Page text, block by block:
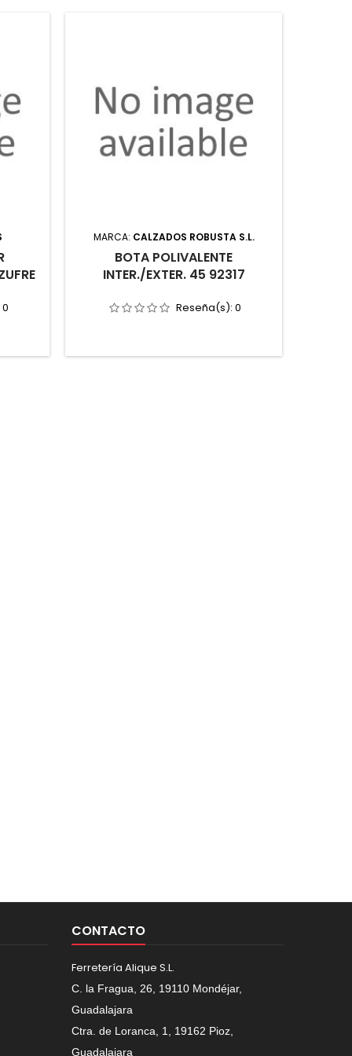
0
MARCA: CALZADOS ROBUSTA S.L.
BOTA POLIVALENTE
INTER./EXTER. 45 92317
Reseña(s): 0
CONTACTO
Ferretería Alique S.L.
C. la Fragua, 26, 19110 Mondéjar,
Guadalajara
Ctra. de Loranca, 1, 19162 Pioz,
Guadalajara